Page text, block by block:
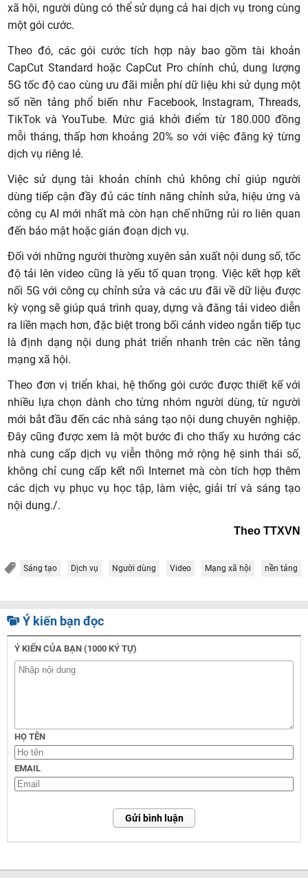
xã hội, người dùng có thể sử dụng cả hai dịch vụ trong cùng
một gói cước.
Theo đó, các gói cước tích hợp này bao gồm tài khoản
CapCut Standard hoặc CapCut Pro chính chủ, dung lượng
5G tốc độ cao cùng ưu đãi miễn phí dữ liệu khi sử dụng một
số nền tảng phổ biến như Facebook, Instagram, Threads,
TikTok và YouTube. Mức giá khởi điểm từ 180.000 đồng
mỗi tháng, thấp hơn khoảng 20% so với việc đăng ký từng
dịch vụ riêng lẻ.
Việc sử dụng tài khoản chính chủ không chỉ giúp người
dùng tiếp cận đầy đủ các tính năng chỉnh sửa, hiệu ứng và
công cụ AI mới nhất mà còn hạn chế những rủi ro liên quan
đến bảo mật hoặc gián đoạn dịch vụ.
Đối với những người thường xuyên sản xuất nội dung số, tốc
độ tải lên video cũng là yếu tố quan trọng. Việc kết hợp kết
nối 5G với công cụ chỉnh sửa và các ưu đãi về dữ liệu được
kỳ vọng sẽ giúp quá trình quay, dựng và đăng tải video diễn
ra liền mạch hơn, đặc biệt trong bối cảnh video ngắn tiếp tục
là định dạng nội dung phát triển nhanh trên các nền tảng
mạng xã hội.
Theo đơn vị triển khai, hệ thống gói cước được thiết kế với
nhiều lựa chọn dành cho từng nhóm người dùng, từ người
mới bắt đầu đến các nhà sáng tạo nội dung chuyên nghiệp.
Đây cũng được xem là một bước đi cho thấy xu hướng các
nhà cung cấp dịch vụ viễn thông mở rộng hệ sinh thái số,
không chỉ cung cấp kết nối Internet mà còn tích hợp thêm
các dịch vụ phục vụ học tập, làm việc, giải trí và sáng tạo
nội dung./.
Theo TTXVN
Sáng tạo Dịch vụ Người dùng Video Mạng xã hội nền tảng
Ý kiến bạn đọc
Ý KIẾN CỦA BẠN (1000 KÝ TỰ)
HỌ TÊN
EMAIL
Gửi bình luận